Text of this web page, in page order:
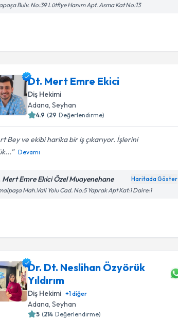
Bulv. No:39 Lütfiye Hanım Apt. Asma Kat No:13
Dt. Mert Emre Ekici
Diş Hekimi
Adana, Seyhan
4.9 (29 Değerlendirme)
Bey ve ekibi harika bir iş çıkarıyor. İşlerini
Devamı
Mert Emre Ekici Özel Muayenehane Haritada Göster
Mah.Vali Yolu Cad. No:5 Yaprak Apt Kat:1 Daire:1
Dr. Dt. Neslihan Özyörük
Yıldırım
Diş Hekimi +1diğer
Adana , Seyhan
5 (214 Değerlendirme)